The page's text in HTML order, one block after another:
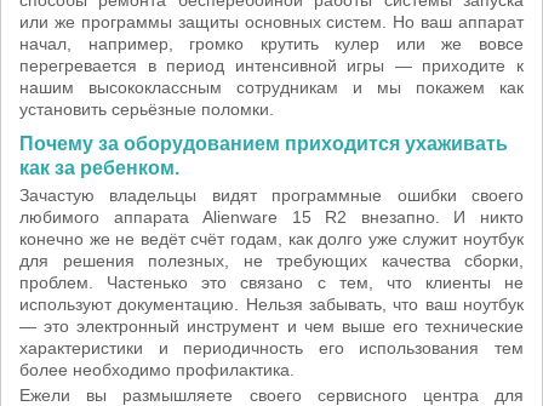
или же программы защиты основных систем. Но ваш аппарат
начал, например, громко крутить кулер или же вовсе
перегревается в период интенсивной игры — приходите к
нашим высококлассным сотрудникам и мы покажем как
установить серьёзные поломки.
Почему за оборудованием приходится ухаживать
как за ребенком.
Зачастую владельцы видят программные ошибки своего
любимого аппарата Alienware 15 R2 внезапно. И никто
конечно же не ведёт счёт годам, как долго уже служит ноутбук
для решения полезных, не требующих качества сборки,
проблем. Частенько это связано с тем, что клиенты не
используют документацию. Нельзя забывать, что ваш ноутбук
— это электронный инструмент и чем выше его технические
характеристики и периодичность его использования тем
более необходимо профилактика.
Ежели вы размышляете своего сервисного центра для